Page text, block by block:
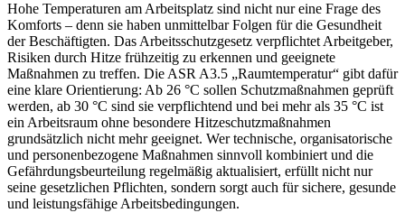
Hohe Temperaturen am Arbeitsplatz sind nicht nur eine Frage des
Komforts – denn sie haben unmittelbar Folgen für die Gesundheit
der Beschäftigten. Das Arbeitsschutzgesetz verpflichtet Arbeitgeber,
Risiken durch Hitze frühzeitig zu erkennen und geeignete
Maßnahmen zu treffen. Die ASR A3.5 „Raumtemperatur“ gibt dafür
eine klare Orientierung: Ab 26 °C sollen Schutzmaßnahmen geprüft
werden, ab 30 °C sind sie verpflichtend und bei mehr als 35 °C ist
ein Arbeitsraum ohne besondere Hitzeschutzmaßnahmen
grundsätzlich nicht mehr geeignet. Wer technische, organisatorische
und personenbezogene Maßnahmen sinnvoll kombiniert und die
Gefährdungsbeurteilung regelmäßig aktualisiert, erfüllt nicht nur
seine gesetzlichen Pflichten, sondern sorgt auch für sichere, gesunde
und leistungsfähige Arbeitsbedingungen.